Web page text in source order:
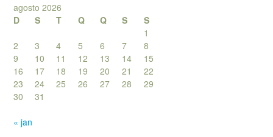
agosto 2026
D
S T Q Q S
S
1
2
3 4 5 6 7
8
9
10 11 12 13 14
15
16
17 18 19 20 21
22
23
24 25 26 27 28
29
30
31
« jan